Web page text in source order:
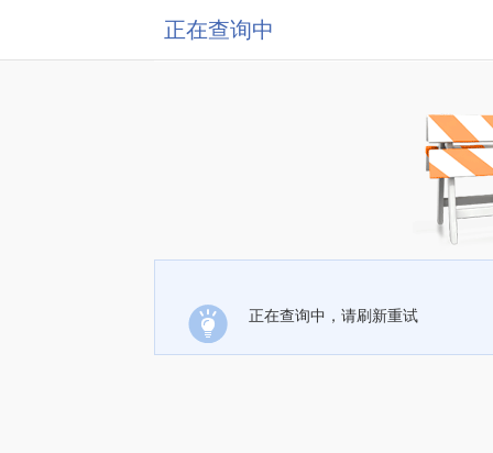
正在查询中
正在查询中，请刷新重试